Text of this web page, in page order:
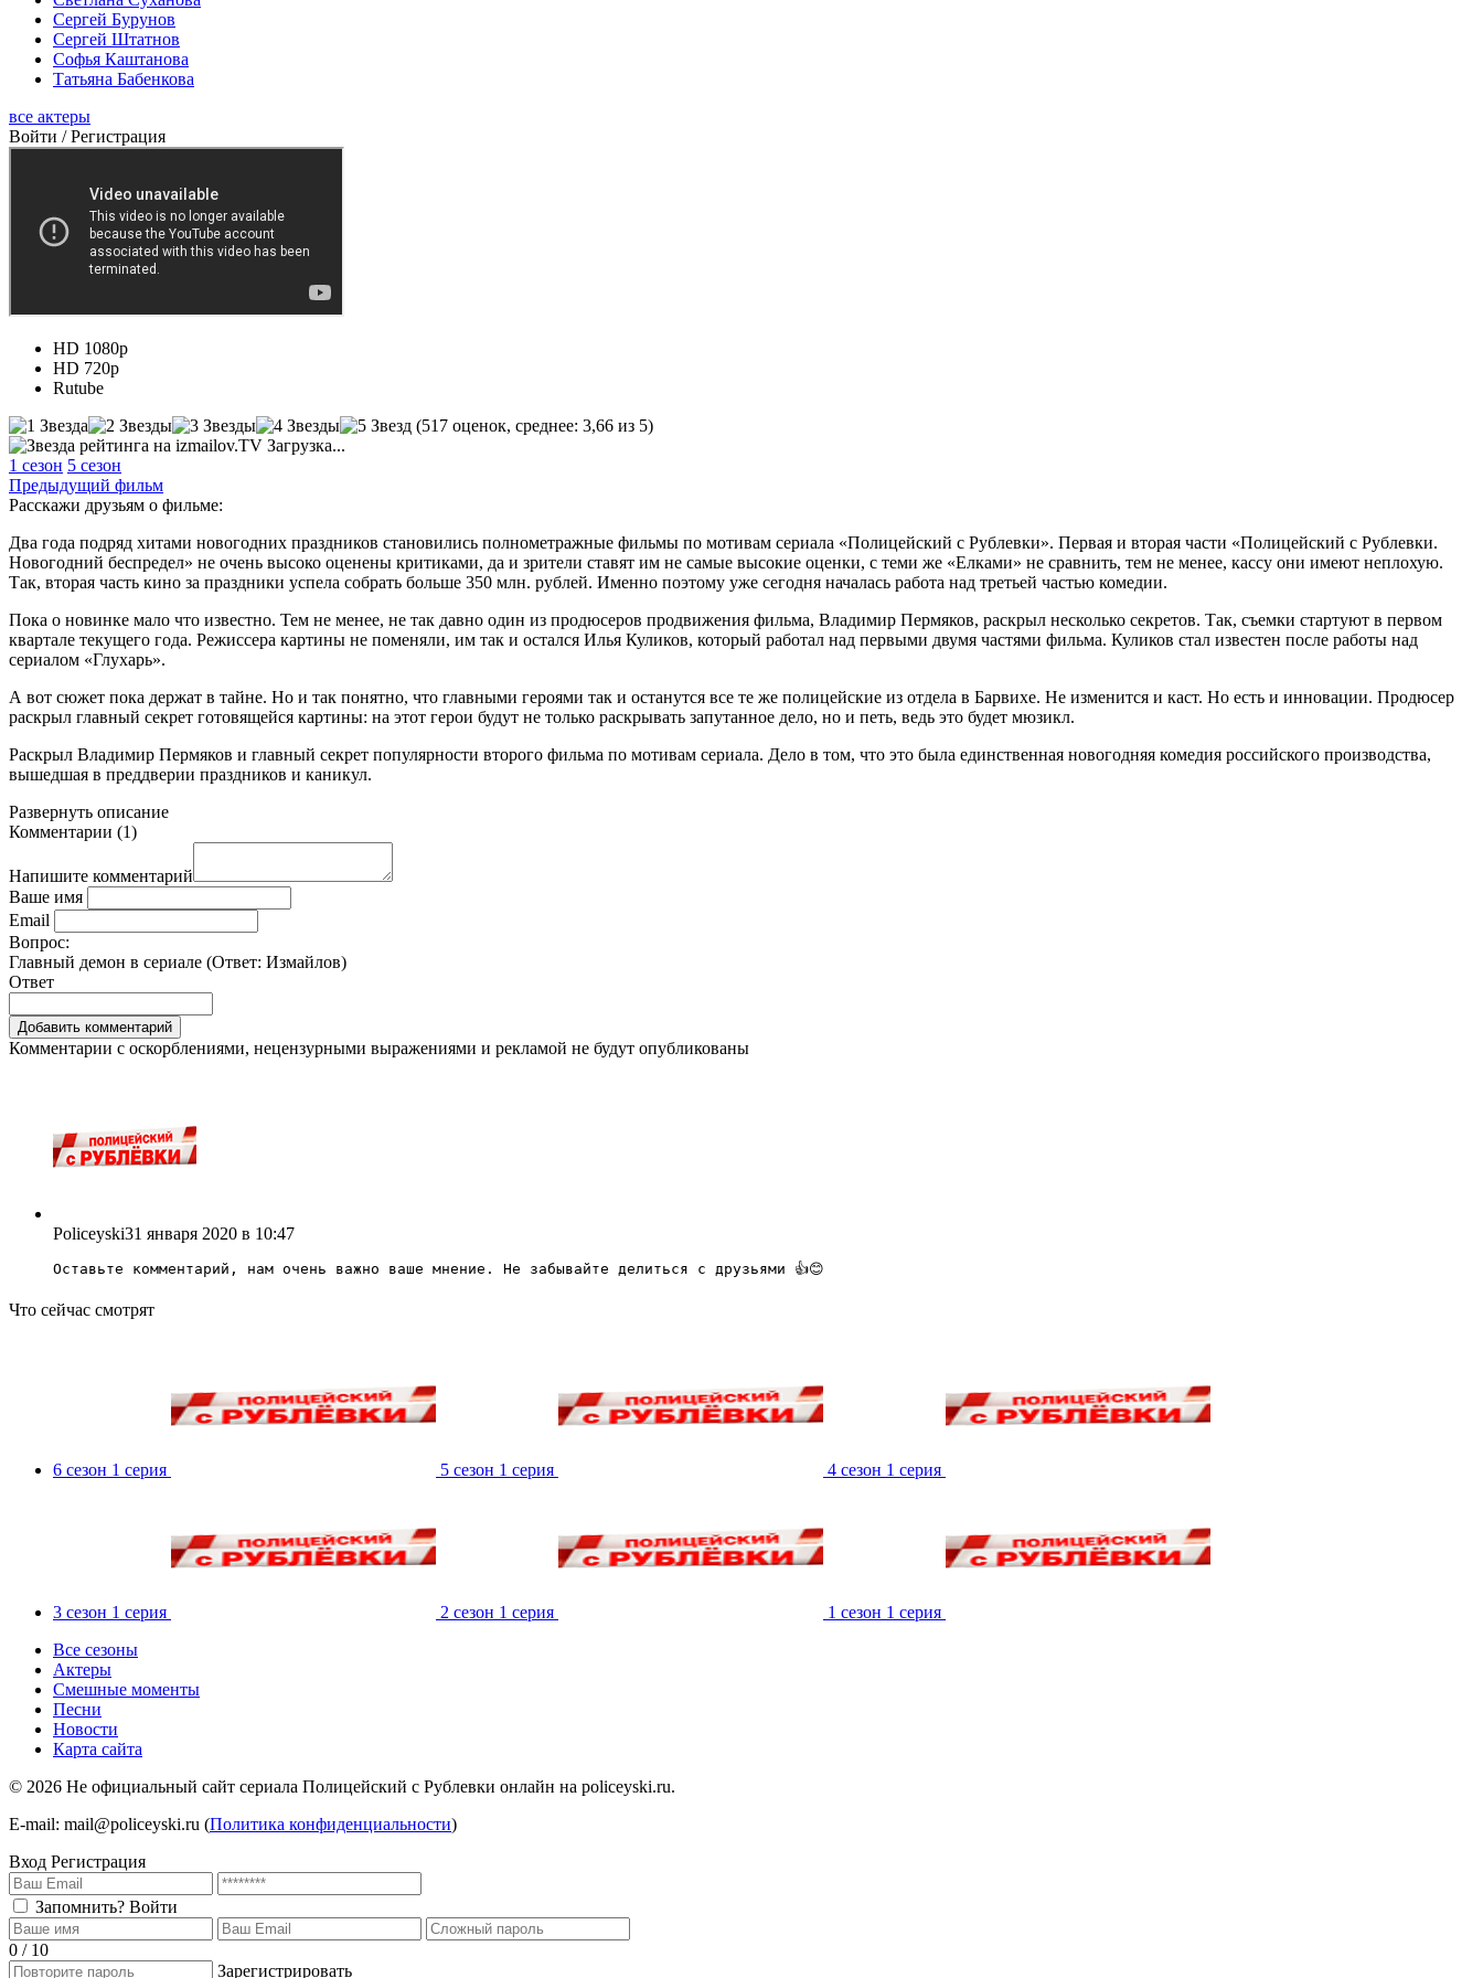
Сергей Бурунов
Сергей Штатнов
Софья Каштанова
Татьяна Бабенкова
все актеры
Войти / Регистрация
HD 1080р
HD 720р
Rutube
(517 оценок, среднее: 3,66 из 5)
Загрузка...
1 сезон 5 сезон
Предыдущий фильм
Расскажи друзьям о фильме:
Два года подряд хитами новогодних праздников становились полнометражные фильмы по мотивам сериала «Полицейский с Рублевки». Первая и вторая части «Полицейский с Рублевки.
Новогодний беспредел» не очень высоко оценены критиками, да и зрители ставят им не самые высокие оценки, с теми же «Елками» не сравнить, тем не менее, кассу они имеют неплохую.
Так, вторая часть кино за праздники успела собрать больше 350 млн. рублей. Именно поэтому уже сегодня началась работа над третьей частью комедии.
Пока о новинке мало что известно. Тем не менее, не так давно один из продюсеров продвижения фильма, Владимир Пермяков, раскрыл несколько секретов. Так, съемки стартуют в первом
квартале текущего года. Режиссера картины не поменяли, им так и остался Илья Куликов, который работал над первыми двумя частями фильма. Куликов стал известен после работы над
сериалом «Глухарь».
А вот сюжет пока держат в тайне. Но и так понятно, что главными героями так и останутся все те же полицейские из отдела в Барвихе. Не изменится и каст. Но есть и инновации. Продюсер
раскрыл главный секрет готовящейся картины: на этот герои будут не только раскрывать запутанное дело, но и петь, ведь это будет мюзикл.
Раскрыл Владимир Пермяков и главный секрет популярности второго фильма по мотивам сериала. Дело в том, что это была единственная новогодняя комедия российского производства,
вышедшая в преддверии праздников и каникул.
Развернуть описание
Комментарии (1)
Напишите комментарий
Ваше имя
Email
Вопрос:
Главный демон в сериале (Ответ: Измайлов)
Ответ
Комментарии с оскорблениями, нецензурными выражениями и рекламой не будут опубликованы
Policeyski31 января 2020 в 10:47
Оставьте комментарий, нам очень важно ваше мнение. Не забывайте делиться с друзьями 👍😊
Что сейчас смотрят
6 сезон 1 серия 5 сезон 1 серия 4 сезон 1 серия
3 сезон 1 серия 2 сезон 1 серия
1 сезон 1 серия
Все сезоны
Актеры
Смешные моменты
Песни
Новости
Карта сайта
© 2026 Не официальный сайт сериала Полицейский с Рублевки онлайн на policeyski.ru.
E-mail: mail@policeyski.ru (Политика конфиденциальности)
Вход Регистрация
Запомнить? Войти
0 / 10
Зарегистрировать